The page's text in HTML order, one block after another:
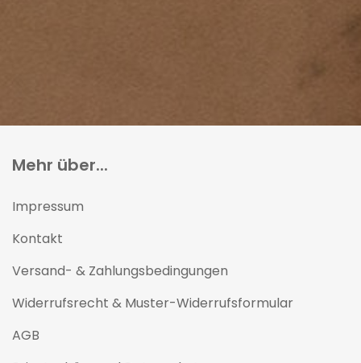
Mehr über...
Impressum
Kontakt
Versand- & Zahlungsbedingungen
Widerrufsrecht & Muster-Widerrufsformular
AGB